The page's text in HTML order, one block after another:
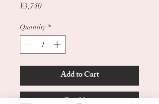
¥3,740Price
Quantity *
Add to Cart